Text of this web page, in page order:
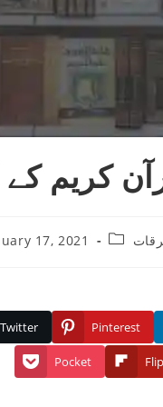
کریم کے
17, 2021
Post
Twitter Pinterest
Pocket